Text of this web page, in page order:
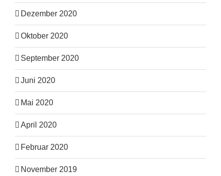
Dezember 2020
Oktober 2020
September 2020
Juni 2020
Mai 2020
April 2020
Februar 2020
November 2019